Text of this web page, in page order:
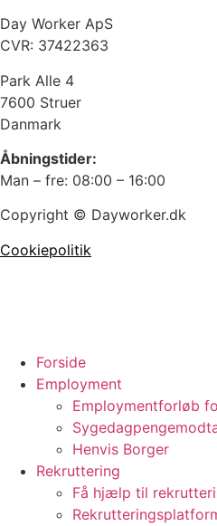
Day Worker ApS
CVR: 37422363
Park Alle 4
7600 Struer
Danmark
Åbningstider:
Man – fre: 08:00 – 16:00
Copyright © Dayworker.dk
Cookiepolitik
Forside
Employment
Employmentforløb
Henvis Borger
Rekruttering
Få hjælp til